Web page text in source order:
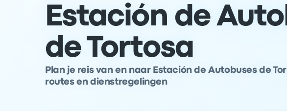
Estación de
de Tortosa
Plan je reis van en naar Estación de Autobuses de
routes en dienstregelingen